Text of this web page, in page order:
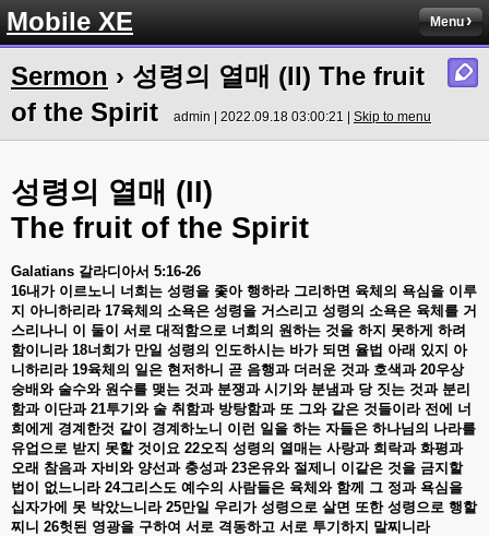
Mobile XE Menu
Sermon › 성령의 열매 (II) The fruit
of the Spirit
admin | 2022.09.18 03:00:21 | Skip to menu
성령의 열매 (II)
The fruit of the Spirit
Galatians 갈라디아서 5:16-26
16내가 이르노니 너희는 성령을 좇아 행하라 그리하면 육체의 욕심을 이루
지 아니하리라17육체의 소욕은 성령을 거스리고 성령의 소욕은 육체를 거
스리나니 이 둘이 서로 대적함으로 너희의 원하는 것을 하지 못하게 하려
함이니라18너희가 만일 성령의 인도하시는 바가 되면 율법 아래 있지 아
니하리라19육체의 일은 현저하니 곧 음행과 더러운 것과 호색과20우상
숭배와 술수와 원수를 맺는 것과 분쟁과 시기와 분냄과 당 짓는 것과 분리
함과 이단과21투기와 술 취함과 방탕함과 또 그와 같은 것들이라 전에 너
희에게 경계한것 같이 경계하노니 이런 일을 하는 자들은 하나님의 나라를
유업으로 받지 못할 것이요 22오직 성령의 열매는 사랑과 희락과 화평과
오래 참음과 자비와 양선과 충성과23온유와 절제니 이같은 것을 금지할
법이
없느니라24그리스도 예수의 사람들은 육체와 함께 그 정과 욕심을
십자가에 못 박았느니라25만일 우리가 성령으로 살면 또한 성령으로 행할
찌니 26헛된 영광을 구하여 서로 격동하고 서로 투기하지 말찌니라